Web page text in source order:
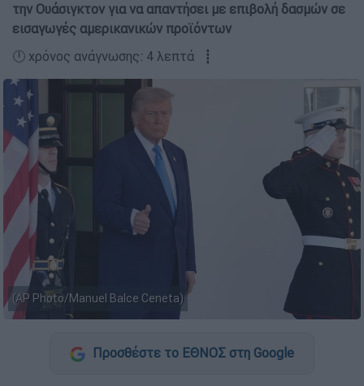
την Ουάσιγκτον για να απαντήσει με επιβολή δασμών σε
εισαγωγές αμερικανικών προϊόντων
🕛 χρόνος ανάγνωσης: 4 λεπτά ┋
(AP Photo/Manuel Balce Ceneta)
Προσθέστε το ΕΘΝΟΣ στη Google